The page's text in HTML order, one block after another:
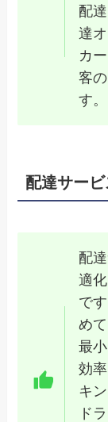
配
達
カ
客
す。
配達サー
配
適
で
め
最
効
キ
ド